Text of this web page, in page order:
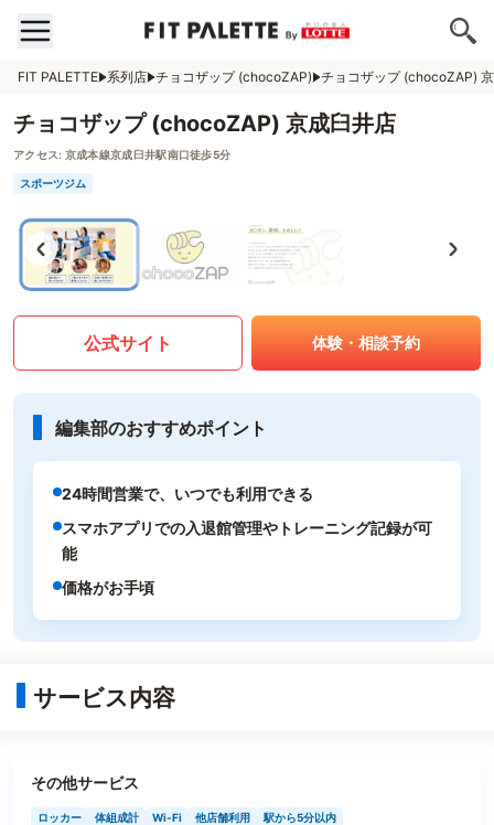
FIT PALETTE 系列店 チョコザップ (chocoZAP) チョコザップ (chocoZAP)
チョコザップ (chocoZAP) 京成臼井店
アクセス: 京成本線京成臼井駅南口徒歩5分
スポーツジム
公式サイト 体験・相談予約
編集部のおすすめポイント
24時間営業で、いつでも利用できる
スマホアプリでの入退館管理やトレーニング記録が可
能
価格がお手頃
サービス内容
その他サービス
ロッカー 体組成計 Wi-Fi 他店舗利用 駅から5分以内